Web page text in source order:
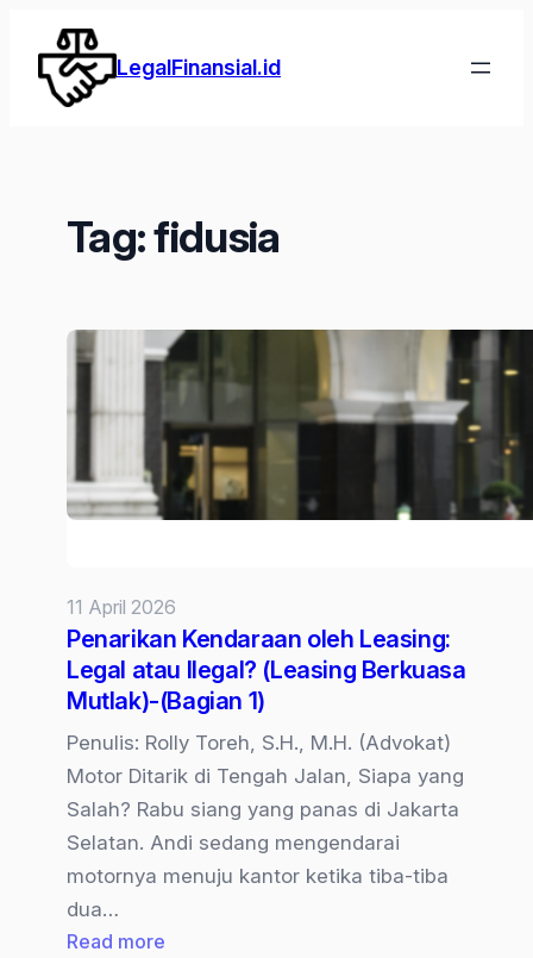
Lewati
konten
LegalFinansial.id
Tag:fidusia
11 April 2026
Penarikan Kendaraan oleh Leasing:
Legal atau Ilegal? (Leasing Berkuasa
Mutlak)-(Bagian 1)
Penulis: Rolly Toreh, S.H., M.H. (Advokat)
Motor Ditarik di Tengah Jalan, Siapa yang
Salah? Rabu siang yang panas di Jakarta
Selatan. Andi sedang mengendarai
motornya menuju kantor ketika tiba-tiba
dua…
Read more